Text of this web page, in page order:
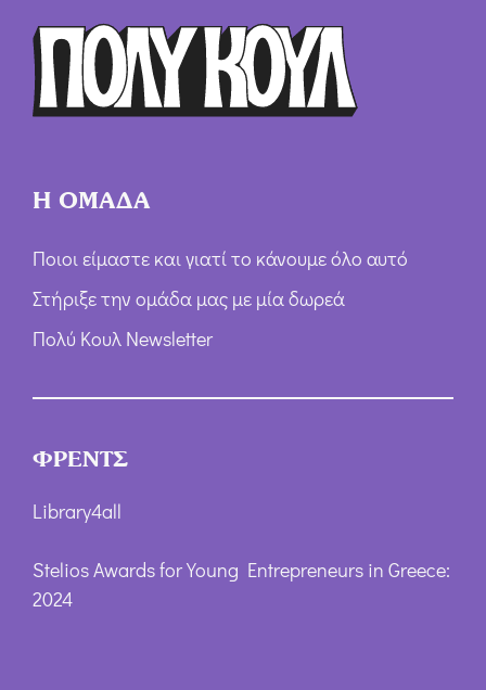
Η ΟΜΑΔΑ
Ποιοι είμαστε και γιατί το κάνουμε όλο αυτό
Στήριξε την ομάδα μας με μία δωρεά
Πολύ Κουλ Newsletter
ΦΡΕΝΤΣ
Library4all
Stelios Awards for Young Entrepreneurs in Greece:
2024